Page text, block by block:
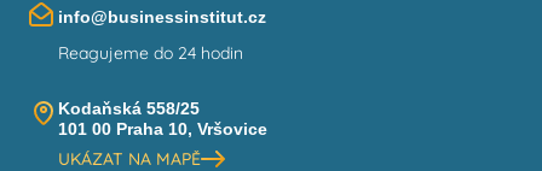
info@businessinstitut.cz
Reagujeme do 24 hodin
Kodaňská 558/25
101 00 Praha 10, Vršovice
UKÁZAT NA MAPĚ